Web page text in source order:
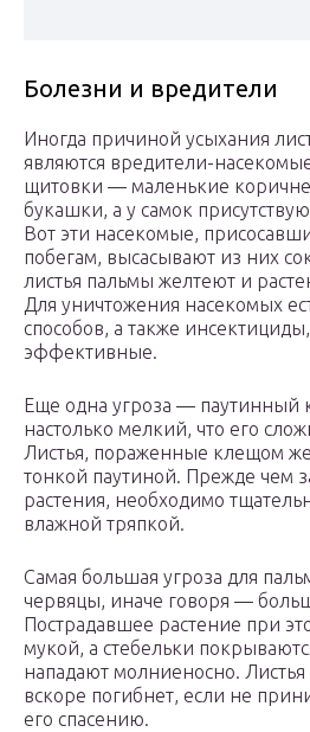
Болезни и вредители
Иногда причиной усыхания
являются вредители-
щитовки — маленькие
букашки, а у самок
Вот эти насекомые,
побегам, высасывают из них
листья пальмы желтеют и
Для уничтожения насекомых
способов, а также
эффективные.
Еще одна угроза — паутинный
настолько мелкий, что его
Листья, пораженные клещом
тонкой паутиной. Прежде чем
растения, необходимо
влажной тряпкой.
Самая большая угроза для
червяцы, иначе говоря —
Пострадавшее растение при
мукой, а стебельки
нападают молниеносно.
вскоре погибнет, если не
его спасению.